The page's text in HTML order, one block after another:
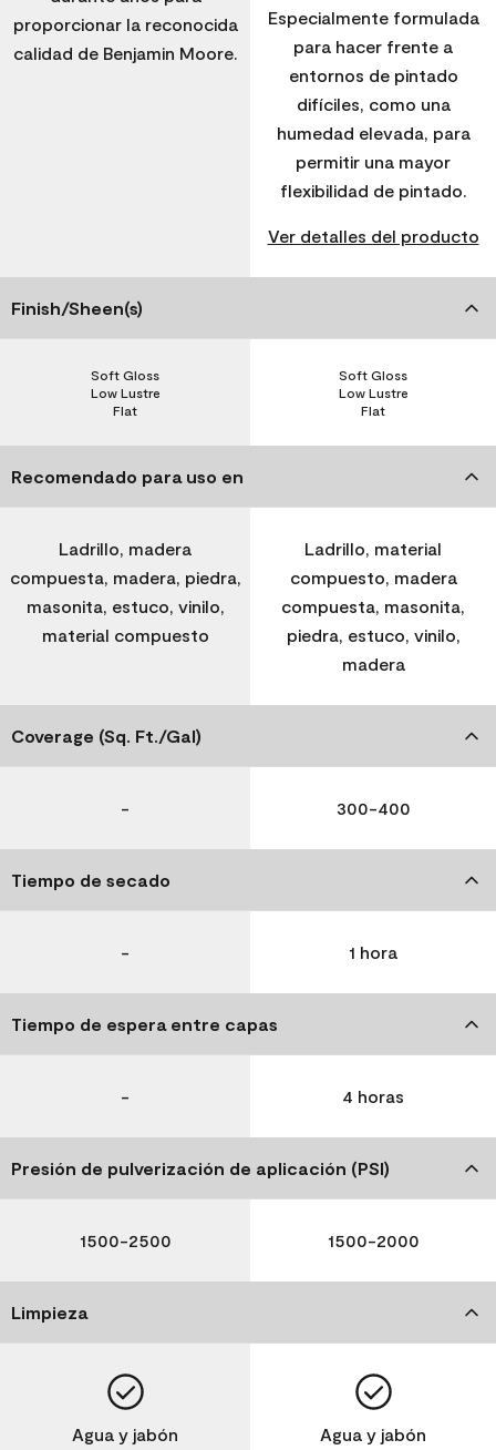
proporcionar la reconocida
calidad de Benjamin Moore.
Especialmente formulada
para hacer frente a
entornos de pintado
difíciles, como una
humedad elevada, para
permitir una mayor
flexibilidad de pintado.
Ver detalles del producto
Finish/Sheen(s)
Flat
Low Lustre
Soft Gloss
Flat
Low Lustre
Soft Gloss
Recomendado para uso en
Ladrillo, madera
compuesta, madera, piedra,
masonita, estuco, vinilo,
material compuesto
Ladrillo, material
compuesto, madera
compuesta, masonita,
piedra, estuco, vinilo,
madera
Coverage (Sq. Ft./Gal)
- 300-400
Tiempo de secado
- 1 hora
Tiempo de espera entre capas
- 4 horas
Presión de pulverización de aplicación (PSI)
1500-2500 1500-2000
Limpieza
Agua y jabón Agua y jabón